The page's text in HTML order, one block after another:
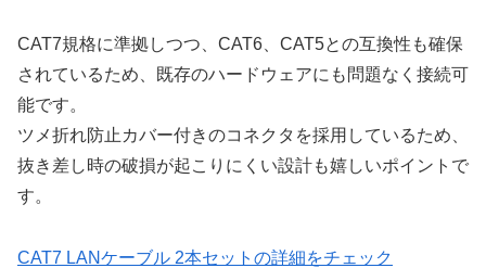
CAT7規格に準拠しつつ、CAT6、CAT5との互換性も確保
されているため、既存のハードウェアにも問題なく接続可
能です。
ツメ折れ防止カバー付きのコネクタを採用しているため、
抜き差し時の破損が起こりにくい設計も嬉しいポイントで
す。
CAT7 LANケーブル 2本セットの詳細をチェック